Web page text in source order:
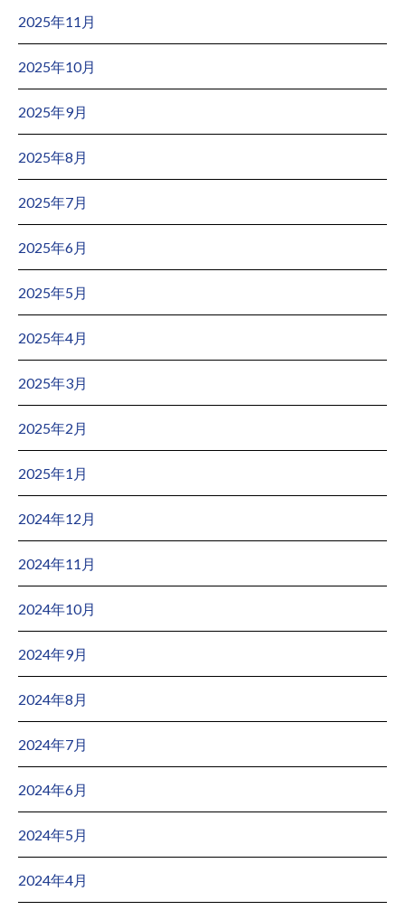
2025年11月
2025年10月
2025年9月
2025年8月
2025年7月
2025年6月
2025年5月
2025年4月
2025年3月
2025年2月
2025年1月
2024年12月
2024年11月
2024年10月
2024年9月
2024年8月
2024年7月
2024年6月
2024年5月
2024年4月